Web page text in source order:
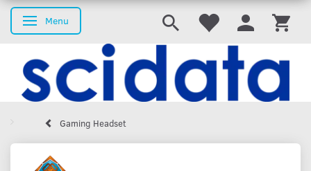
Skifte navigation
Menu
Gaming Headset